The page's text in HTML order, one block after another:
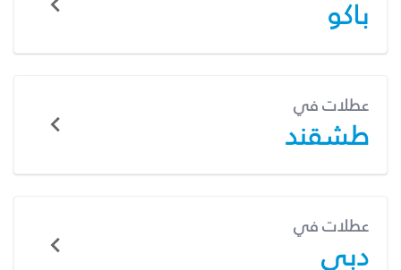
باكو
عطلات في
طشقند
عطلات في
دبي